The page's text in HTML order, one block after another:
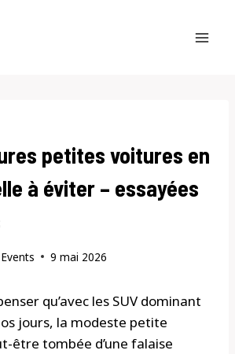
petites voitures en
à éviter – essayées
9 mai 2026
qu’avec les SUV dominant
jours, la modeste petite
être tombée d’une falaise